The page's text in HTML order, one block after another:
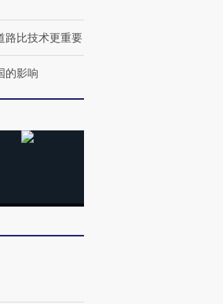
路比技术更重要
的影响